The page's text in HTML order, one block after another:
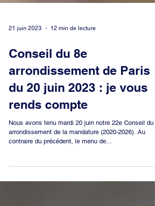
21 juin 2023 12 min de lecture
Conseil du 8e
arrondissement de Paris
du 20 juin 2023 : je vous
rends compte
Nous avons tenu mardi 20 juin notre 22e Conseil du